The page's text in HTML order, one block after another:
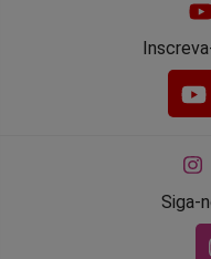
Siga-